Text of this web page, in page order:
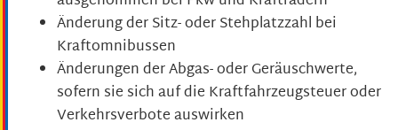
Änderung der Sitz- oder Stehplatzzahl bei
Kraftomnibussen
Änderungen der Abgas- oder Geräuschwerte,
sofern sie sich auf die Kraftfahrzeugsteuer oder
Verkehrsverbote auswirken